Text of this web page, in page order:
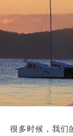
很多时候，我们